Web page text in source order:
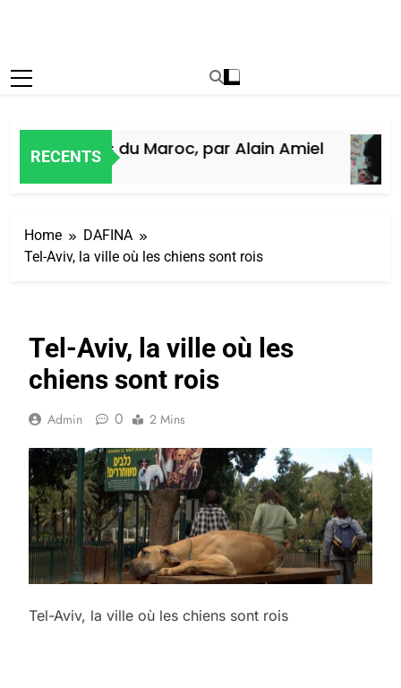
RECENTS
des Juifs du Maroc, par Alain Amiel
Home
DAFINA
Tel-Aviv, la ville où les chiens sont rois
Tel-Aviv, la ville où les
chiens sont rois
Admin 0 2 Mins
Tel-Aviv, la ville où les chiens sont rois